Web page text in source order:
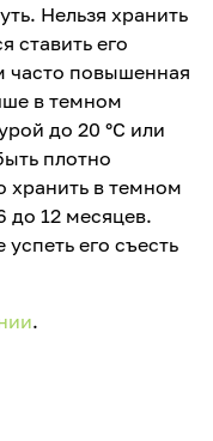
Нельзя хранить
ставить его
часто повышенная
в темном
до 20 °C или
плотно
хранить в темном
до 12 месяцев.
его съесть
.